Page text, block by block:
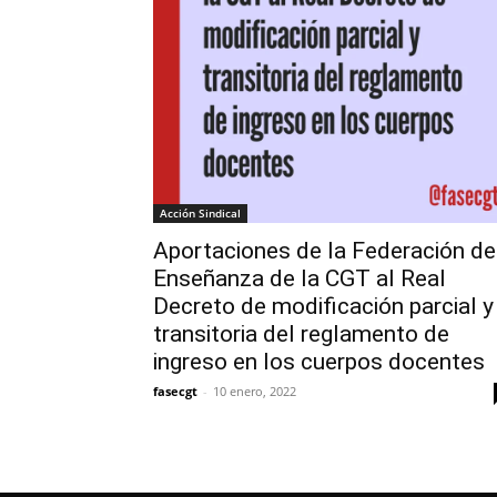
Acción Sindical
Aportaciones de la Federación de
Enseñanza de la CGT al Real
Decreto de modificación parcial y
transitoria del reglamento de
ingreso en los cuerpos docentes
fasecgt - 10 enero, 2022